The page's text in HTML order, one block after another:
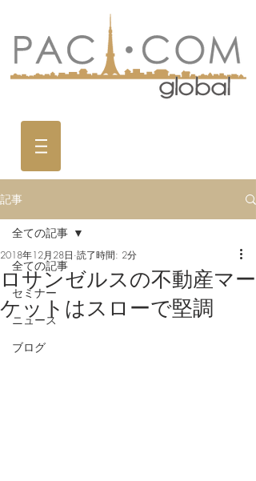
記事
全ての記事
セミナー
ニュース
ブログ
全ての記事
ロサンゼルスの不動産マー
ケットはスローで堅調
2018年12月28日 読了時間: 2分